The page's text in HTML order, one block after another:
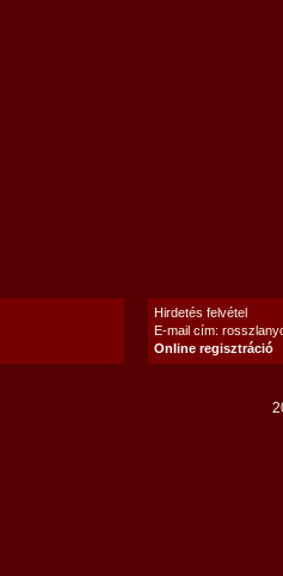
Hirdetés felvétel
E-mail cím:
Online regisztráció